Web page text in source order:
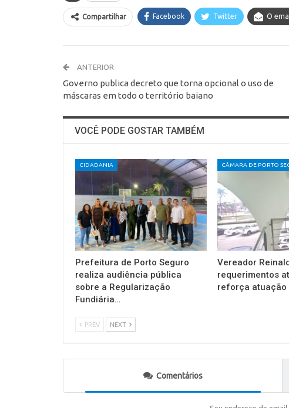
Compartilhar Facebook Twitter O
ANTERIOR
Governo publica decreto que torna opcional o uso de
máscaras em todo o território baiano
VOCÊ PODE GOSTAR TAMBÉM
CIDADANIA
Prefeitura de Porto Seguro
realiza audiência pública
sobre a Regularização
Fundiária…
Vereador
requerimentos
reforça atuação
PREV NEXT
Comentários